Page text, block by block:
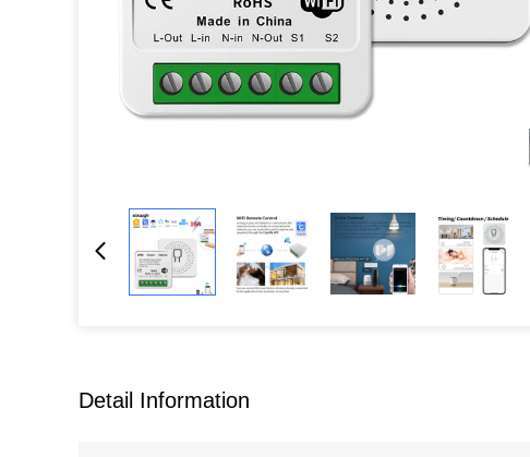
Detail Information